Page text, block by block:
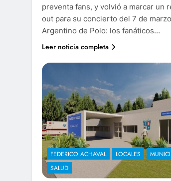
preventa fans, y volvió a marcar un
out para su concierto del 7 de
Argentino de Polo: los fanáticos…
Leer noticia completa
FEDERICO ACHAVAL LOCALES
SALUD